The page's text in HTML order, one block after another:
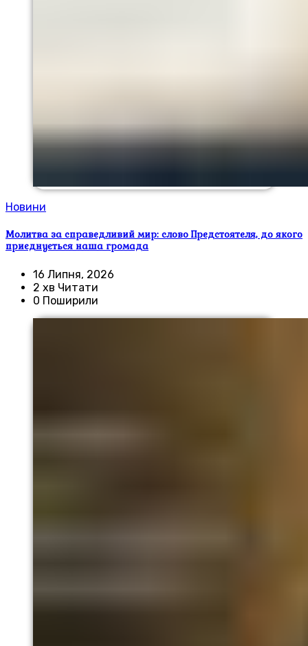
Новини
Молитва за справедливий мир: слово Предстоятеля, до якого
приєднується наша громада
16 Липня, 2026
2 хв Читати
0 Поширили